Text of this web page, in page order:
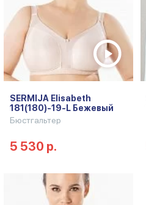
SERMIJA Elisabeth
181(180)-19-L Бежевый
Бюстгальтер
5 530 р.